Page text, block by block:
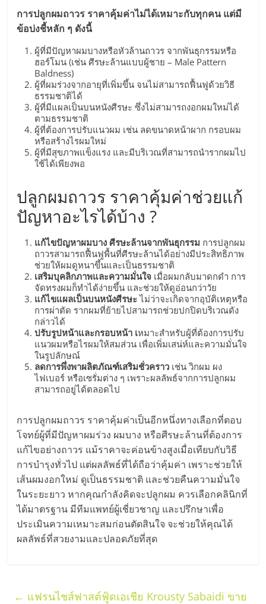
หน้า
บ้าน
ลงทุน
น้อย
คืน
ทุน
ไว,
ที่
ปรึกษา
การ
ลงทุน
และ
ขยาย
สา
ขา
แฟ
ไชส์,
การปลูกผมถาวร ราคาคุ้มค่าไม่ได้เหมาะกับทุกคน แต่มี
ข้อบ่งชี้หลัก ๆ ดังนี้
ผู้ที่มีปัญหาผมบางหรือหัวล้านถาวร จากพันธุกรรมหรือ
ฮอร์โมน (เช่น ศีรษะล้านแบบผู้ชาย – Male Pattern
Baldness)
ผู้ที่ผมร่วงจากอายุที่เพิ่มขึ้น จนไม่สามารถฟื้นฟูด้วยวิธี
ธรรมชาติได้
ผู้ที่มีแผลเป็นบนหนังศีรษะ ซึ่งไม่สามารถงอกผมใหม่ได้
ตามธรรมชาติ
ผู้ที่ต้องการปรับแนวผม เช่น ลดขนาดหน้าผาก กรอบผม
หรือสร้างไรผมใหม่
ผู้ที่มีสุขภาพแข็งแรง และมีบริเวณที่สามารถนำรากผมไป
ใช้ได้เพียงพอ
ปลูกผมถาวร ราคาคุ้มค่าช่วยแก้
ปัญหาอะไรได้บ้าง ?
แก้ไขปัญหาผมบาง ศีรษะล้านจากพันธุกรรม การปลูกผม
ถาวรสามารถฟื้นฟูพื้นที่ศีรษะล้านได้อย่างมีประสิทธิภาพ
ช่วยให้ผมดูหนาขึ้นและเป็นธรรมชาติ
เสริมบุคลิกภาพและความมั่นใจ เมื่อผมกลับมาดกดำ การ
จัดทรงผมก็ทำได้ง่ายขึ้น และช่วยให้ดูอ่อนกว่าวัย
แก้ไขแผลเป็นบนหนังศีรษะไม่ว่าจะเกิดจากอุบัติเหตุหรือ
การผ่าตัด รากผมที่ย้ายไปสามารถช่วยปกปิดบริเวณดัง
กล่าวได้
ปรับรูปหน้าและกรอบหน้า เหมาะสำหรับผู้ที่ต้องการปรับ
แนวผมหรือไรผมให้สมส่วน เพื่อเพิ่มเสน่ห์และความมั่นใจ
ในรูปลักษณ์
ลดการพึ่งพาผลิตภัณฑ์เสริมชั่วคราว เช่น วิกผม ผง
ไฟเบอร์ หรือเซรั่มต่าง ๆ เพราะผลลัพธ์จากการปลูกผม
สามารถอยู่ได้ตลอดไป
การปลูกผมถาวร ราคาคุ้มค่าเป็นอีกหนึ่งทางเลือกที่ตอบ
โจทย์ผู้ที่มีปัญหาผมร่วง ผมบาง หรือศีรษะล้านที่ต้องการ
แก้ไขอย่างถาวร แม้ราคาจะค่อนข้างสูงเมื่อเทียบกับวิธี
การบำรุงทั่วไป แต่ผลลัพธ์ที่ได้ถือว่าคุ้มค่า เพราะช่วยให้
เส้นผมงอกใหม่ ดูเป็นธรรมชาติ และช่วยคืนความมั่นใจ
ในระยะยาว หากคุณกำลังคิดจะปลูกผม ควรเลือกคลินิกที่
ได้มาตรฐาน มีทีมแพทย์ผู้เชี่ยวชาญ และปรึกษาเพื่อ
ประเมินความเหมาะสมก่อนตัดสินใจ จะช่วยให้คุณได้
ผลลัพธ์ที่สวยงามและปลอดภัยที่สุด
← แฟรนไชส์ฟาสต์ฟู้ดเอเชีย Krousty Sabaidi ขาย